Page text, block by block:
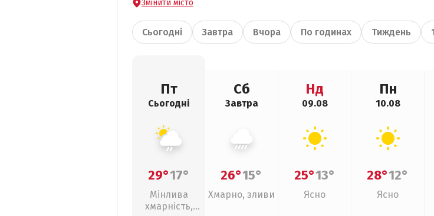
Змінити місто
Сьогодні Завтра Вчора По годинах Тиждень
Пт
Сьогодні
29°17°
Мінлива
хмарність,
Сб
Завтра
26°15°
Хмарно, зливи
Нд
09.08
25°13°
Ясно
Пн
10.08
28°12°
Ясно